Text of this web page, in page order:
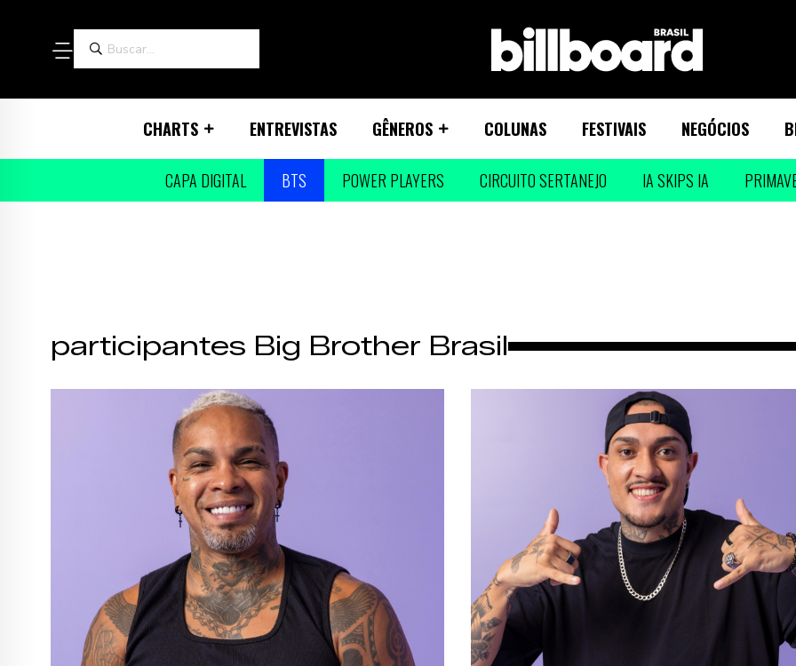
CHARTS ENTREVISTAS GÊNEROS COLUNAS FESTIVAIS NEGÓCIOS
CAPA DIGITAL BTS POWER PLAYERS CIRCUITO SERTANEJO IA SKIPS IA
participantes Big Brother Brasil